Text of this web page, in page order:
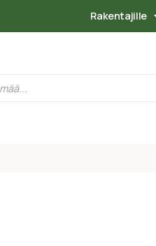
Rakentajille